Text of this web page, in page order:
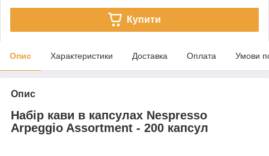
Купити
Опис Характеристики Доставка Оплата Умови
Опис
Набір кави в капсулах Nespresso
Arpeggio Assortment - 200 капсул